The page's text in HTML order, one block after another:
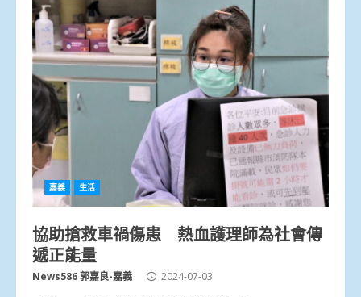
嘉義 生活
協助搶救車禍傷患 熱血護理師為社會傳
遞正能量
News586 郭嘉良-嘉義 2024-07-03